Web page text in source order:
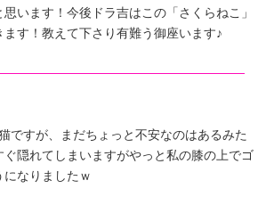
います！今後ドラ吉はこの「さくらねこ」
す！教えて下さり有難う御座います♪
ですが、まだちょっと不安なのはあるみた
隠れてしまいますがやっと私の膝の上でゴ
になりましたｗ